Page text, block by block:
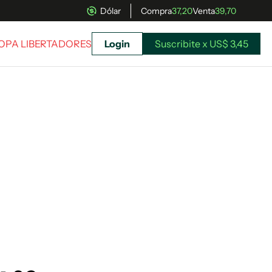
Dólar Compra37,20Venta39,70
LIBERTADORES Login Suscribite x US$ 3,45